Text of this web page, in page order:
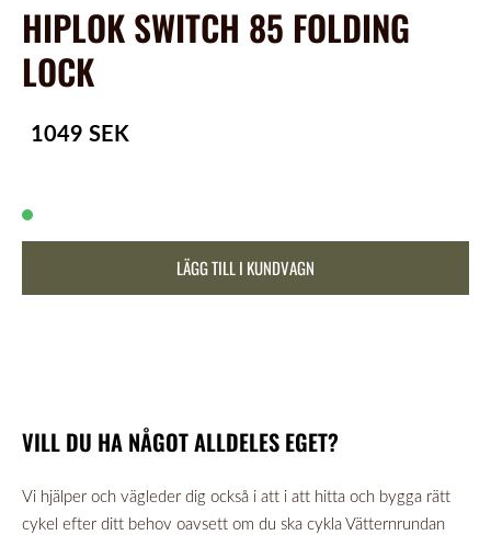
VILL DU HA NÅGOT ALLDELES EGET?
Vi hjälper och vägleder dig också i att i att hitta och bygga rätt
cykel efter ditt behov oavsett om du ska cykla Vätternrundan
HIPLOK SWITCH 85 FOLDING
LOCK
1049 SEK
LÄGG TILL I KUNDVAGN